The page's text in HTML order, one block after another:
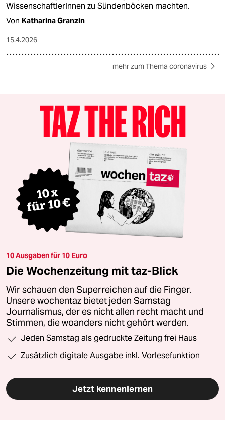
WissenschaftlerInnen zu Sündenböcken machten.
Von Katharina Granzin
15.4.2026
mehr zum Thema coronavirus
10 Ausgaben für 10 Euro
Die Wochenzeitung mit taz-Blick
Wir schauen den Superreichen auf die Finger.
Unsere wochentaz bietet jeden Samstag
Journalismus, der es nicht allen recht macht und
Stimmen, die woanders nicht gehört werden.
Jeden Samstag als gedruckte Zeitung frei Haus
Zusätzlich digitale Ausgabe inkl. Vorlesefunktion
Jetzt kennenlernen